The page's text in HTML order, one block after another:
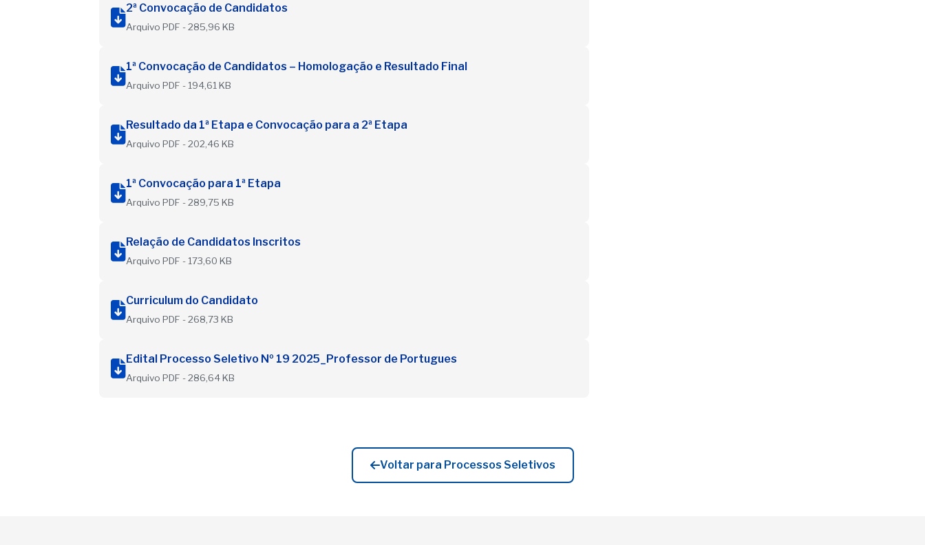
2ª Convocação de Candidatos
Arquivo PDF - 285,96 KB
1ª Convocação de Candidatos – Homologação e Resultado Final
Arquivo PDF - 194,61 KB
Resultado da 1ª Etapa e Convocação para a 2ª Etapa
Arquivo PDF - 202,46 KB
1ª Convocação para 1ª Etapa
Arquivo PDF - 289,75 KB
Relação de Candidatos Inscritos
Arquivo PDF - 173,60 KB
Curriculum do Candidato
Arquivo PDF - 268,73 KB
Edital Processo Seletivo Nº 19 2025_Professor de Portugues
Arquivo PDF - 286,64 KB
Voltar para Processos Seletivos